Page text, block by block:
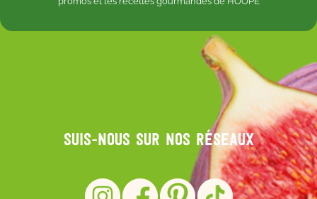
Suis-nous sur nos réseaux